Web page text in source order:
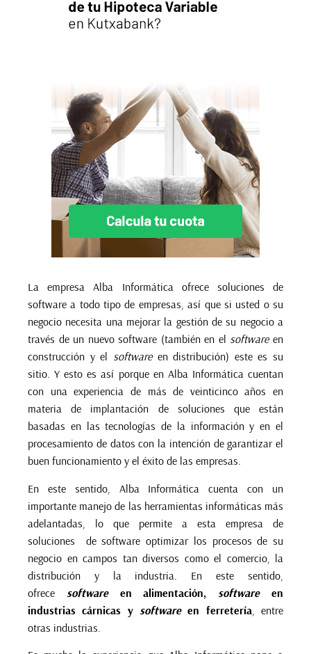
La empresa Alba Informática ofrece soluciones de
software a todo tipo de empresas, así que si usted o su
negocio necesita una mejorar la gestión de su negocio a
través de un nuevo software (también en el softwareen
construcción y el softwareen distribución) este es su
sitio. Y esto es así porque en Alba Informática cuentan
con una experiencia de más de veinticinco años en
materia de
implantación de soluciones que están
basadas en las tecnologías de la información y en el
procesamiento de datos con la intención de garantizar el
buen funcionamiento y el éxito de las empresas.
En este sentido, Alba Informática cuenta con un
importante manejo de las herramientas informáticas más
adelantadas, lo que permite a esta empresa de
soluciones de software optimizar los procesos de su
negocio en campos tan diversos como el comercio, la
distribución y la industria. En este sentido,
ofrece
softwareen alimentación, softwareen
industrias cárnicas y softwareen ferretería, entre
otras industrias.